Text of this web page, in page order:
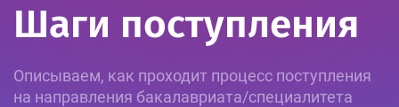
Шаги поступления
Описываем, как проходит процесс поступления
на направления бакалавриата/специалитета